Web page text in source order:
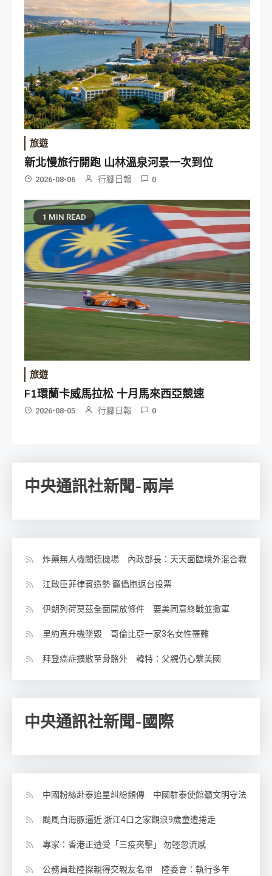
旅遊
新北慢旅行開跑 山林溫泉河景一次到位
2026-08-06 行腳日報 0
1 MIN READ
旅遊
F1環蘭卡威馬拉松 十月馬來西亞競速
2026-08-05 行腳日報 0
中央通訊社新聞-兩岸
炸藥無人機闖德機場 內政部長：天天面臨境外混合戰
江啟臣菲律賓造勢 籲僑胞返台投票
伊朗列荷莫茲全面開放條件 要美同意終戰並撤軍
里約直升機墜毀 哥倫比亞一家3名女性罹難
拜登癌症擴散至骨骼外 韓特：父親仍心繫美國
中央通訊社新聞-國際
中國粉絲赴泰追星糾紛頻傳 中國駐泰使館籲文明守法
颱風白海豚逼近 浙江4口之家觀浪9歲童遭捲走
專家：香港正遭受「三疫夾擊」 勿輕忽流感
公務員赴陸探親得交親友名單 陸委會：執行多年